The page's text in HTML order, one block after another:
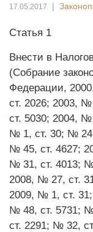
17.05.2017 |
Статья 1
Внести в
(Собрание
Федерации,
ст. 2026; 2003,
ст. 5030; 2004,
№ 1, ст. 30; №
№ 45, ст. 4627;
№ 31, ст. 4013;
2008, № 27, ст.
2009, № 1, ст.
№ 48, ст. 5731;
ст. 2291; № 32,